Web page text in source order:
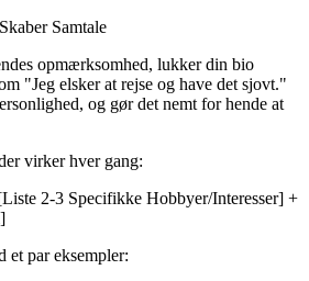
Samtale
opmærksomhed, lukker din bio
"Jeg elsker at rejse og have det sjovt."
og gør det nemt for hende at
virker hver gang:
2-3 Specifikke Hobbyer/Interesser] +
et par eksempler: